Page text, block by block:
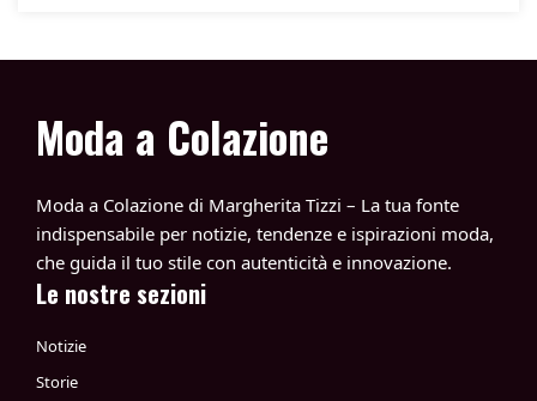
Moda a Colazione
Moda a Colazione di Margherita Tizzi – La tua fonte
indispensabile per notizie, tendenze e ispirazioni moda,
che guida il tuo stile con autenticità e innovazione.
Le nostre sezioni
Notizie
Storie